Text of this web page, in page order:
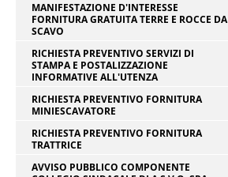
MANIFESTAZIONE D'INTERESSE
FORNITURA GRATUITA TERRE E ROCCE DA
SCAVO
RICHIESTA PREVENTIVO SERVIZI DI
STAMPA E POSTALIZZAZIONE
INFORMATIVE ALL'UTENZA
RICHIESTA PREVENTIVO FORNITURA
MINIESCAVATORE
RICHIESTA PREVENTIVO FORNITURA
TRATTRICE
AVVISO PUBBLICO COMPONENTE